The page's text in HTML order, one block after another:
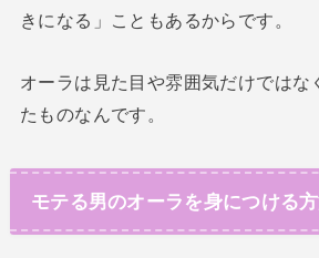
きになる」こともあるからです。
オーラは見た目や雰囲気だけではな
たものなんです。
モテる男のオーラを身につける